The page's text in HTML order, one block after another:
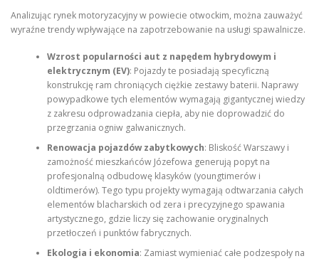
Analizując rynek motoryzacyjny w powiecie otwockim, można zauważyć
wyraźne trendy wpływające na zapotrzebowanie na usługi spawalnicze.
Wzrost popularności aut z napędem hybrydowym i
elektrycznym (EV): Pojazdy te posiadają specyficzną
konstrukcję ram chroniących ciężkie zestawy baterii. Naprawy
powypadkowe tych elementów wymagają gigantycznej wiedzy
z zakresu odprowadzania ciepła, aby nie doprowadzić do
przegrzania ogniw galwanicznych.
Renowacja pojazdów zabytkowych: Bliskość Warszawy i
zamożność mieszkańców Józefowa generują popyt na
profesjonalną odbudowę klasyków (youngtimerów i
oldtimerów). Tego typu projekty wymagają odtwarzania całych
elementów blacharskich od zera i precyzyjnego spawania
artystycznego, gdzie liczy się zachowanie oryginalnych
przetłoczeń i punktów fabrycznych.
Ekologia i ekonomia: Zamiast wymieniać całe podzespoły na